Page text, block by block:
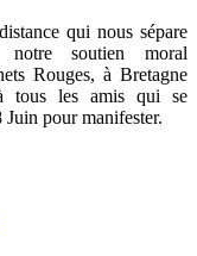
qui nous sépare
soutien moral
Rouges, à Bretagne
tous les amis qui se
Juin pour manifester.